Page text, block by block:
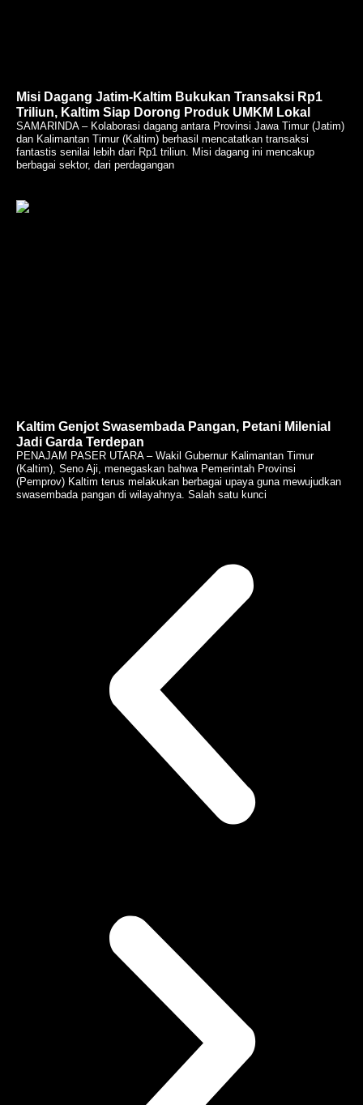
Misi Dagang Jatim-Kaltim Bukukan Transaksi Rp1
Triliun, Kaltim Siap Dorong Produk UMKM Lokal
SAMARINDA – Kolaborasi dagang antara Provinsi Jawa Timur (Jatim)
dan Kalimantan Timur (Kaltim) berhasil mencatatkan transaksi
fantastis senilai lebih dari Rp1 triliun. Misi dagang ini mencakup
berbagai sektor, dari perdagangan
Kaltim Genjot Swasembada Pangan, Petani Milenial
Jadi Garda Terdepan
PENAJAM PASER UTARA – Wakil Gubernur Kalimantan Timur
(Kaltim), Seno Aji, menegaskan bahwa Pemerintah Provinsi
(Pemprov) Kaltim terus melakukan berbagai upaya guna mewujudkan
swasembada pangan di wilayahnya. Salah satu kunci